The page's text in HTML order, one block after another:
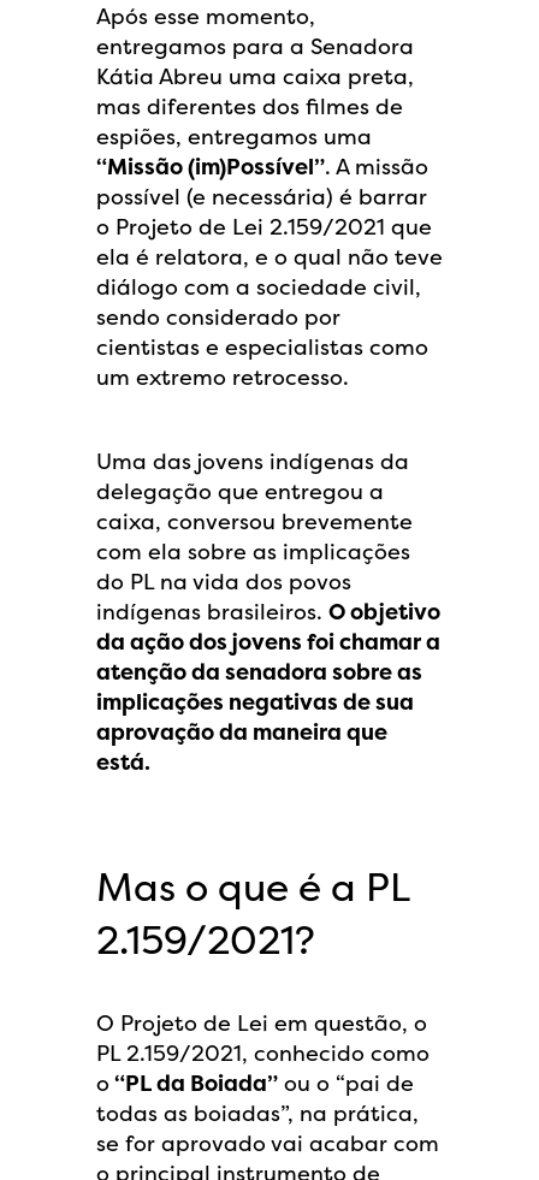
Após esse momento,
entregamos para a Senadora
Kátia Abreu uma caixa preta,
mas diferentes dos filmes de
espiões, entregamos uma
“Missão (im)Possível”. A missão
possível (e necessária) é barrar
o Projeto de Lei 2.159/2021 que
ela é relatora, e o qual não teve
diálogo com a sociedade civil,
sendo considerado por
cientistas e especialistas como
um extremo retrocesso.
Uma das jovens indígenas da
delegação que entregou a
caixa, conversou brevemente
com ela sobre as implicações
do PL na vida dos povos
indígenas brasileiros. O objetivo
da ação dos jovens foi chamar a
atenção da senadora sobre as
implicações negativas de sua
aprovação da maneira que
está.
Mas o que é a PL
2.159/2021?
O Projeto de Lei em questão, o
PL 2.159/2021, conhecido como
o “PL da Boiada” ou o “pai de
todas as boiadas”, na prática,
se for aprovado vai acabar com
o principal instrumento de